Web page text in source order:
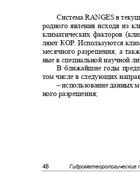
СистемаRANGESв
родного явления исходя из
климатических факторов
ляют КОР.Используются
месячного разрешения, а
ные в специальной научной
В ближайшие годы
том числе в следующих
–использование данных
ного разрешения;
48